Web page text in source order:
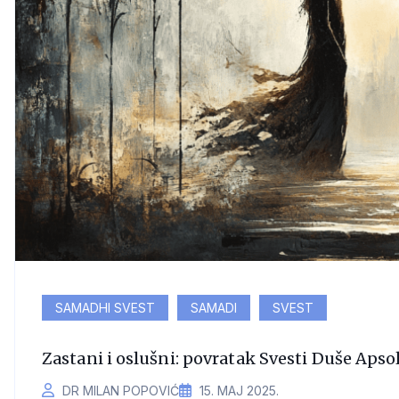
SAMADHI SVEST SAMADI SVEST
Zastani i oslušni: povratak Svesti Duše
DR MILAN POPOVIĆ 15. МАЈ 2025.